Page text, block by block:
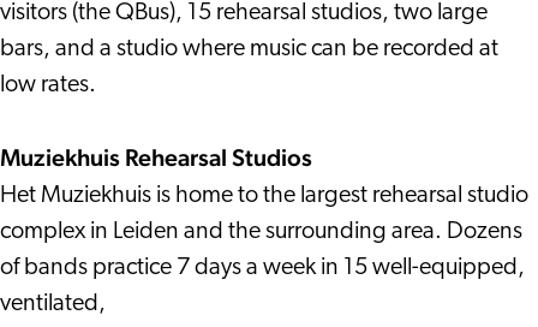
visitors (the QBus), 15 rehearsal studios, two large
bars, and a studio where music can be recorded at
low rates.
Muziekhuis Rehearsal Studios
Het Muziekhuis is home to the largest rehearsal studio
complex in Leiden and the surrounding area. Dozens
of bands practice 7 days a week in 15 well-equipped,
ventilated,